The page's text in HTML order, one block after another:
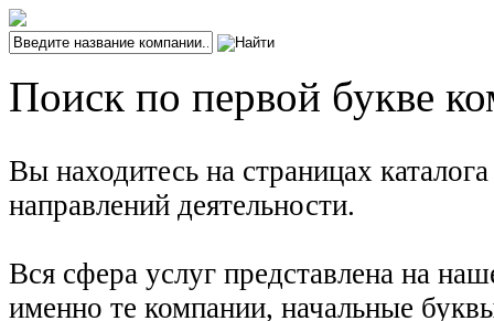
Поиск по первой букве
Вы находитесь на страницах
направлений деятельности.
Вся сфера услуг представлена на
именно те компании, начальные